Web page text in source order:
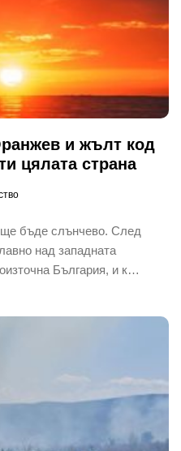
и жълт код
цялата страна
ще бъде слънчево. След
над западната
България, и к…